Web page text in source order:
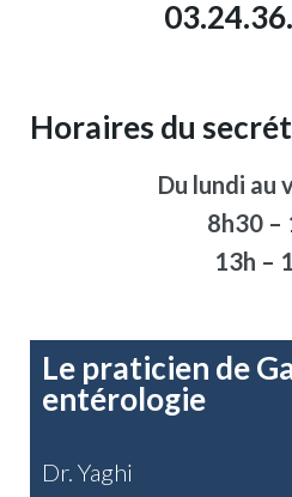
Horaires du
Du lundi au
8h30 –
13h –
Le praticien de
entérologie
Dr. Yaghi